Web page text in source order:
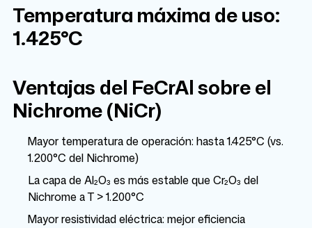
Temperatura máxima de uso:
1.425°C
Ventajas del FeCrAl sobre el
Nichrome (NiCr)
Mayor temperatura de operación: hasta 1.425°C (vs.
1.200°C del Nichrome)
La capa de Al₂O₃ es más estable que Cr₂O₃ del
Nichrome a T > 1.200°C
Mayor resistividad eléctrica: mejor eficiencia